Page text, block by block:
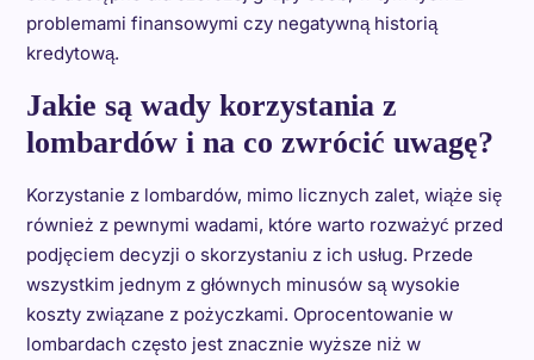
problemami finansowymi czy negatywną historią
kredytową.
Jakie są wady korzystania z
lombardów i na co zwrócić uwagę?
Korzystanie z lombardów, mimo licznych zalet, wiąże się
również z pewnymi wadami, które warto rozważyć przed
podjęciem decyzji o skorzystaniu z ich usług. Przede
wszystkim jednym z głównych minusów są wysokie
koszty związane z pożyczkami. Oprocentowanie w
lombardach często jest znacznie wyższe niż w